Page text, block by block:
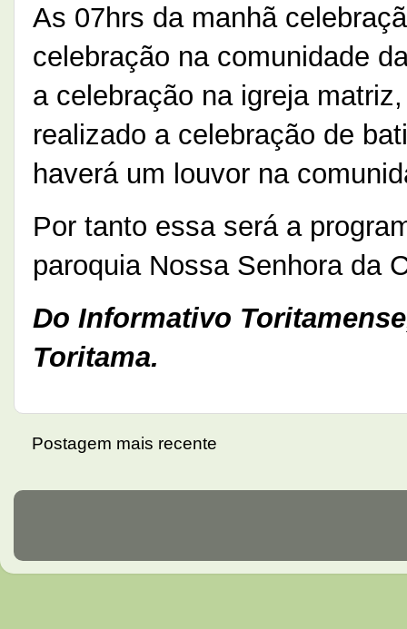
As 07hrs da manhã
celebração na comunidade
a celebração na igreja
realizado a celebração de
haverá um louvor na
Por tanto essa será a
paroquia Nossa Senhora da
Do Informativo
Toritama.
Postagem mais recente